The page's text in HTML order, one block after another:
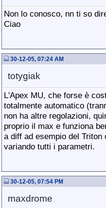
Non lo conosco, nn ti so
Ciao
30-12-05, 07:24 AM
totygiak
L'Apex MU, che forse è
totalmente automatico
non ha altre regolazioni,
proprio il max e funziona
a diff ad esempio del
variando tutti i parametri.
30-12-05, 07:54 PM
maxdrome